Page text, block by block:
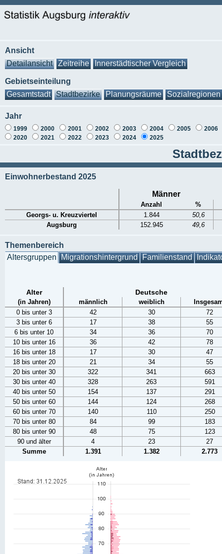
Ansicht
Detailansicht
Zeitreihe Innerstädtischer Vergleich
Gebietseinteilung
Gesamtstadt
Stadtbezirke Planungsräume Sozialregionen
Jahr
1999 2000 2001 2002 2003 2004 2005
2006
2020
2021 2022 2023 2024 2025
Einwohnerbestand 2025
Männer
Anzahl
%
Georgs- u. Kreuzviertel
1.844
50,6
Augsburg
152.945 49,6
Themenbereich
Altersgruppen Migrationshintergrund Familienstand
Alter Deutsche
(in Jahren) männlich weiblich
0 bis unter 3
42 30
72
3 bis unter 6
17 38
55
6 bis unter 10
34 36
70
10 bis unter 16
36 42
78
16 bis unter 18
17 30
47
18 bis unter 20
21 34
55
20 bis unter 30
322 341
663
30 bis unter 40
328 263
591
40 bis unter 50
154 137
291
50 bis unter 60
144 124
268
60 bis unter 70
140 110
250
70 bis unter 80
84 99
183
80 bis unter 90
48 75
123
90 und älter
4 23
27
Summe
1.391 1.382 2.773